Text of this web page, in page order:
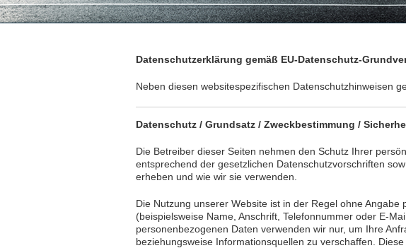
Datenschutzerklärung gemäß EU-Datenschutz-
Neben diesen websitespezifischen Datenschutzhinweisen
Datenschutz / Grundsatz / Zweckbestimmung /
Die Betreiber dieser Seiten nehmen den Schutz Ihrer
entsprechend der gesetzlichen Datenschutzvorschriften
erheben und wie wir sie verwenden.
Die Nutzung unserer Website ist in der Regel ohne
(beispielsweise Name, Anschrift, Telefonnummer oder E-
personenbezogenen Daten verwenden wir nur, um Ihre
beziehungsweise Informationsquellen zu verschaffen.